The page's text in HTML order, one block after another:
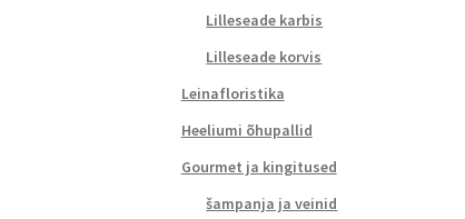
Lilleseade karbis
Lilleseade korvis
Leinafloristika
Heeliumi õhupallid
Gourmet ja kingitused
šampanja ja veinid